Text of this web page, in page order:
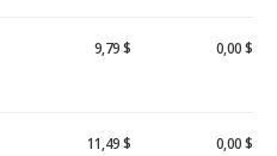
9,79 $ 0,00 $
11,49 $ 0,00 $